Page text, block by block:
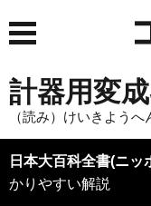
計器用変
（読み）けいきようへ
日本大百科全書(ニッ
かりやすい解説